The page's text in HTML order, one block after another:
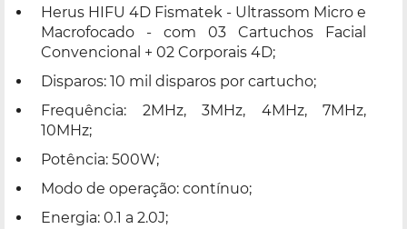
Herus HIFU 4D Fismatek - Ultrassom Micro e
Macrofocado - com 03 Cartuchos Facial
Convencional + 02 Corporais 4D;
Disparos: 10 mil disparos por cartucho;
Frequência: 2MHz, 3MHz, 4MHz, 7MHz,
10MHz;
Potência: 500W;
Modo de operação: contínuo;
Energia: 0.1 a 2.0J;